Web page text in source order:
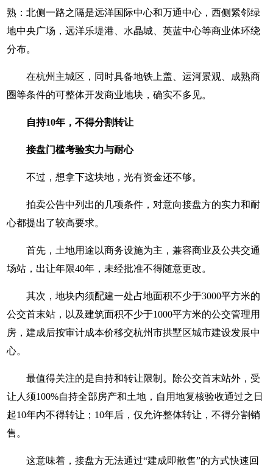
熟：北侧一路之隔是远洋国际中心和万通中心，西侧紧邻绿
地中央广场，远洋乐堤港、水晶城、英蓝中心等商业体环绕
分布。
在杭州主城区，同时具备地铁上盖、运河景观、成熟商
圈等条件的可整体开发商业地块，确实不多见。
自持10年，不得分割转让
接盘门槛考验实力与耐心
不过，想拿下这块地，光有资金还不够。
拍卖公告中列出的几项条件，对意向接盘方的实力和耐
心都提出了较高要求。
首先，土地用途以商务设施为主，兼容商业及公共交通
场站，出让年限40年，未经批准不得随意更改。
其次，地块内须配建一处占地面积不少于3000平方米的
公交首末站，以及建筑面积不少于1000平方米的公交管理用
房，建成后按审计成本价移交杭州市拱墅区城市建设发展中
心。
最值得关注的是自持和转让限制。除公交首末站外，受
让人须100%自持全部房产和土地，自用地复核验收通过之日
起10年内不得转让；10年后，仅允许整体转让，不得分割销
售。
这意味着，接盘方无法通过“建成即散售”的方式快速回